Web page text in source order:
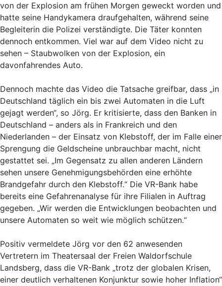
von der Explosion am frühen Morgen geweckt worden und
hatte seine Handykamera draufgehalten, während seine
Begleiterin die Polizei verständigte. Die Täter konnten
dennoch entkommen. Viel war auf dem Video nicht zu
sehen – Staubwolken von der Explosion, ein
davonfahrendes Auto.
Dennoch machte das Video die Tatsache greifbar, dass „in
Deutschland täglich ein bis zwei Automaten in die Luft
gejagt werden“, so Jörg. Er kritisierte, dass den Banken in
Deutschland – anders als in Frankreich und den
Niederlanden – der Einsatz von Klebstoff, der im Falle einer
Sprengung die Geldscheine unbrauchbar macht, nicht
gestattet sei. „Im Gegensatz zu allen anderen Ländern
sehen unsere Genehmigungsbehörden eine erhöhte
Brandgefahr durch den Klebstoff.“ Die VR-Bank habe
bereits eine Gefahrenanalyse für ihre Filialen in Auftrag
gegeben. „Wir werden die Entwicklungen beobachten und
unsere Automaten so weit wie möglich schützen.“
Positiv vermeldete Jörg vor den 62 anwesenden
Vertretern im Theatersaal der Freien Waldorfschule
Landsberg, dass die VR-Bank „trotz der globalen Krisen,
einer deutlich verhaltenen Konjunktur sowie hoher Inflation“